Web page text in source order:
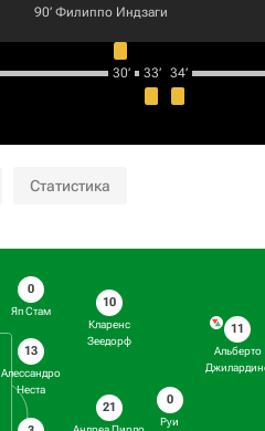
90‎’‎ Филиппо Индзаги
30‎’‎ 33‎’‎ 34‎’‎
Статистика
0
Яп Стам
13
Алессандро
Неста
10
Кларенс
Зеедорф
21
0
Руи
11
Альберто